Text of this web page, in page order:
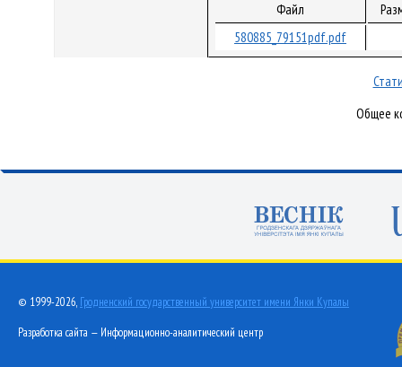
Файл
580885_79151pdf.pdf
Общее
© 1999-2026, Гродненский государственный университет имени Янки Купалы
Разработка сайта — Информационно-аналитический центр